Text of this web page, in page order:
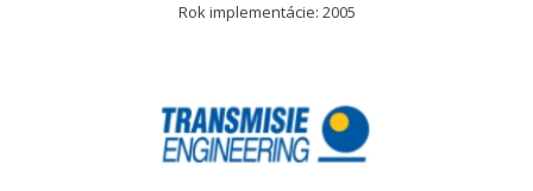
Rok implementácie: 2005